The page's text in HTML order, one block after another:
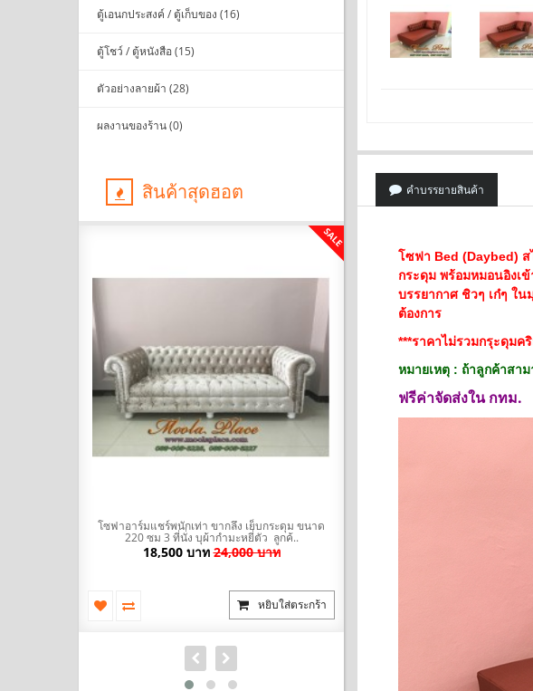
ตู้เอนกประสงค์ / ตู้เก็บของ (16)
ตู้โชว์ / ตู้หนังสือ (15)
ตัวอย่างลายผ้า (28)
ผลงานของร้าน (0)
สินค้าสุดฮอต
SALE
โซฟาอาร์มแชร์พนักเท่า ขากลึง เย็บกระดุม ขนาด
220 ซม 3 ที่นั่ง บุผ้ากำมะหยี่ตัว ลูกค้..
18,500 บาท 24,000 บาท
หยิบใส่ตระกร้า
คำบรรยายสินค้า
โซฟา Bed (Daybed) ส
กระดุม พร้อมหมอนอิงเ
บรรยากาศ ชิวๆ เก๋ๆ ใ
ต้องการ
***ราคาไม่รวมกรุะดุมค
หมายเหตุ : ถ้าลูกค้าสา
ฟรีค่าจัดส่งใน กทม.